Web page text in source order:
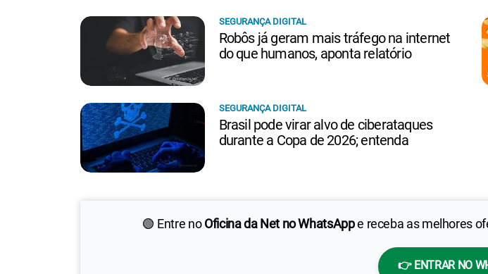
🟢 Entre noOficina da Net no WhatsAppe receba as melhores
👉 ENTRAR NO
SEGURANÇA DIGITAL
Robôs já geram mais tráfego na internet
do que humanos, aponta relatório
SEGURANÇA DIGITAL
Brasil pode virar alvo de ciberataques
durante a Copa de 2026; entenda